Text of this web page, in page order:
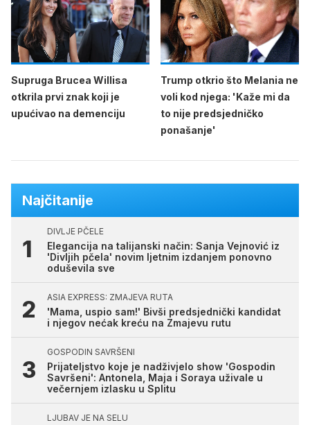
Supruga Brucea Willisa
otkrila prvi znak koji je
upućivao na demenciju
Trump otkrio što Melania ne
voli kod njega: 'Kaže mi da
to nije predsjedničko
ponašanje'
Najčitanije
DIVLJE PČELE
Elegancija na talijanski način: Sanja Vejnović iz
'Divljih pčela' novim ljetnim izdanjem ponovno
oduševila sve
ASIA EXPRESS: ZMAJEVA RUTA
'Mama, uspio sam!' Bivši predsjednički kandidat
i njegov nećak kreću na Zmajevu rutu
GOSPODIN SAVRŠENI
Prijateljstvo koje je nadživjelo show 'Gospodin
Savršeni': Antonela, Maja i Soraya uživale u
večernjem izlasku u Splitu
LJUBAV JE NA SELU